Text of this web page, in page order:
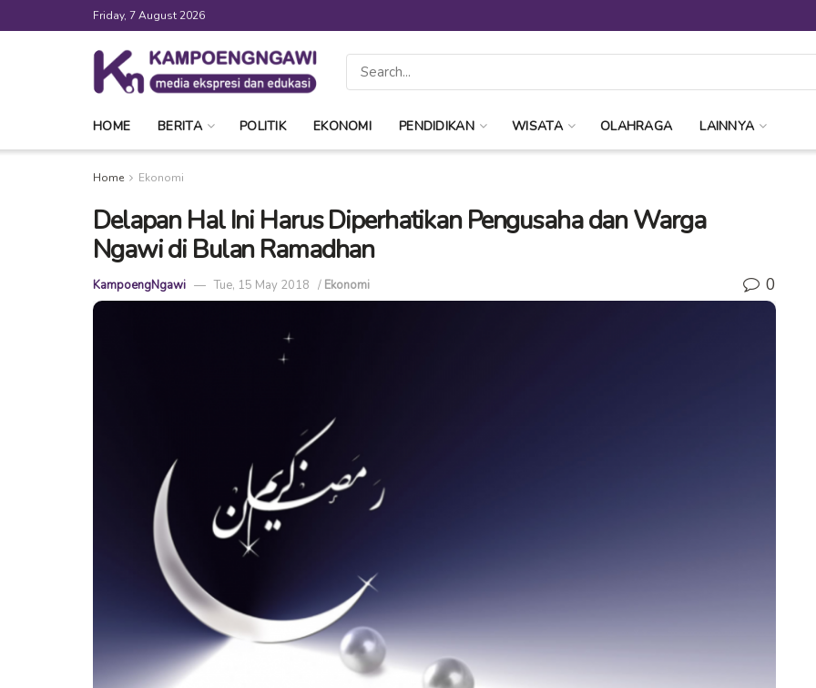
Friday, 7 August 2026
HOME BERITA POLITIK EKONOMI PENDIDIKAN WISATA OLAHRAGA LAINNYA
Home Ekonomi
Delapan Hal Ini Harus Diperhatikan Pengusaha dan Warga
Ngawi di Bulan Ramadhan
KampoengNgawi Tue, 15 May 2018 / Ekonomi 0